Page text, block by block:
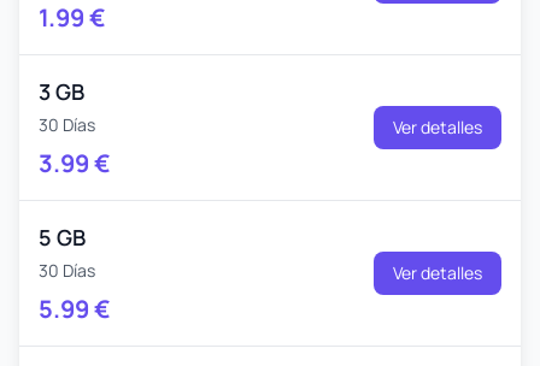
1.99€
3 GB
30 Días
3.99€
Ver detalles
5 GB
30 Días
5.99€
Ver detalles